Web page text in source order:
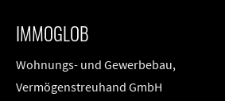
IMMOGLOB
Wohnungs- und Gewerbebau,
Vermögenstreuhand GmbH